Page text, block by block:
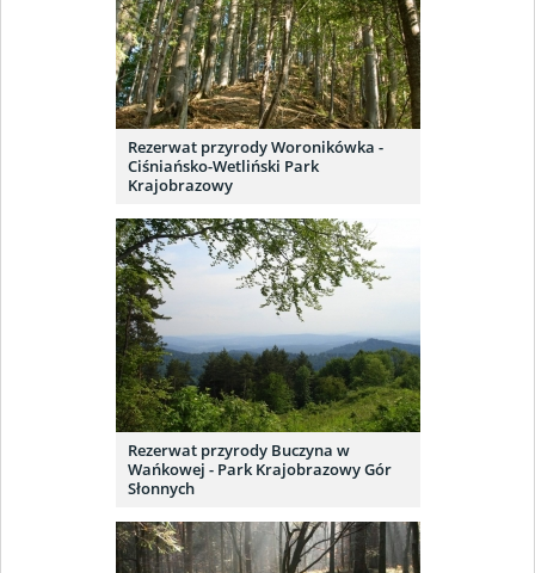
Rezerwat przyrody Woronikówka -
Ciśniańsko-Wetliński Park
Krajobrazowy
Rezerwat przyrody Buczyna w
Wańkowej - Park Krajobrazowy Gór
Słonnych